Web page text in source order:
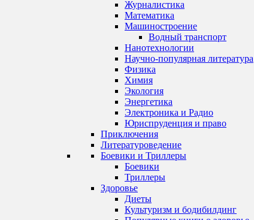
Журналистика
Математика
Машиностроение
Водный транспорт
Нанотехнологии
Научно-популярная литература
Физика
Химия
Экология
Энергетика
Электроника и Радио
Юриспруденция и право
Приключения
Литературоведение
Боевики и Триллеры
Боевики
Триллеры
Здоровье
Диеты
Культуризм и бодибилдинг